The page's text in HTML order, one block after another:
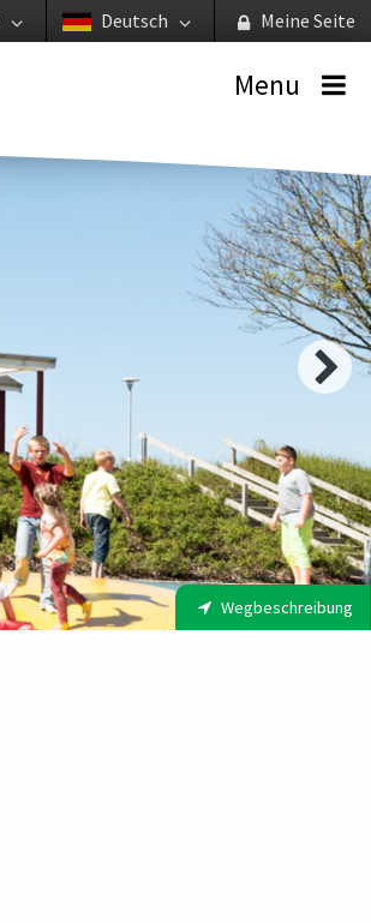
Meine Seite
Deutsch
Menu
Wegbeschreibung